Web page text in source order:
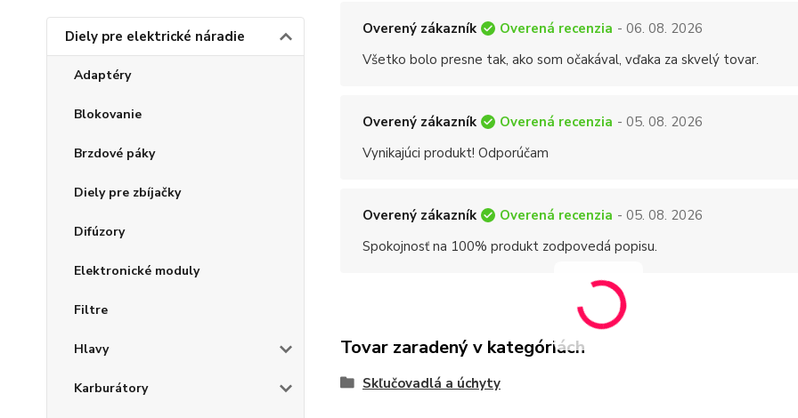
Diely pre elektrické náradie
Adaptéry
Blokovanie
Brzdové páky
Diely pre zbíjačky
Difúzory
Elektronické moduly
Filtre
Hlavy
Karburátory
Overený zákazník Overená recenzia - 06. 08. 2026
Všetko bolo presne tak, ako som očakával, vďaka za skvelý tovar.
Overený zákazník Overená recenzia - 05. 08. 2026
Vynikajúci produkt! Odporúčam
Overený zákazník Overená recenzia - 05. 08. 2026
Spokojnosť na 100% produkt zodpovedá popisu.
Tovar zaradený v kategóriách
Skľučovadlá a úchyty